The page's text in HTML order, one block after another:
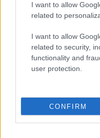
I want to allow
related to
I want to allow
related to security,
functionality and
user protection.
CONFIRM
A közös gyerek téma
felelt meg a vevők